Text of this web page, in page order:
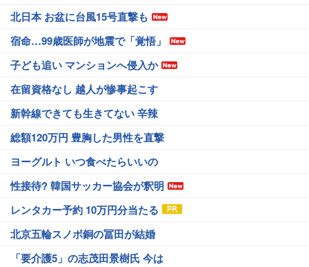
北日本 お盆に台風15号直撃も
宿命…99歳医師が地震で「覚悟」
子ども追い マンションへ侵入か
在留資格なし 越人が惨事起こす
新幹線できても生きてない 辛辣
総額120万円 豊胸した男性を直撃
ヨーグルト いつ食べたらいいの
性接待? 韓国サッカー協会が釈明
レンタカー予約 10万円分当たる
北京五輪スノボ銅の冨田が結婚
「要介護5」の志茂田景樹氏 今は